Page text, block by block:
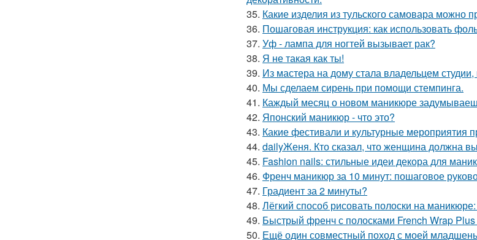
35. Какие изделия из тульского самовара можно
36. Пошаговая инструкция: как использовать
37. Уф - лампа для ногтей вызывает рак?
38. Я не такая как ты!
39. Из мастера на дому стала владельцем
40. Мы сделаем сирень при помощи стемпинга.
41. Каждый месяц о новом маникюре
42. Японский маникюр - что это?
43. Какие фестивали и культурные мероприятия
44. dailyЖеня. Кто сказал, что женщина должна
45. Fashion nails: стильные идеи декора для
46. Френч маникюр за 10 минут: пошаговое
47. Градиент за 2 минуты?
48. Лёгкий способ рисовать полоски на
49. Быстрый френч с полосками French Wrap Plus
50. Ещё один совместный поход с моей